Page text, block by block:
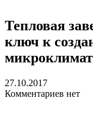
Тепловая
ключ к
27.10.2017
Комментариев нет